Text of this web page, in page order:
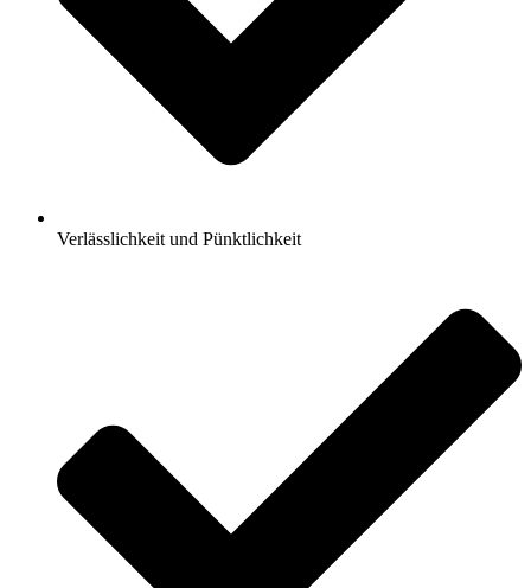
Verlässlichkeit und Pünktlichkeit